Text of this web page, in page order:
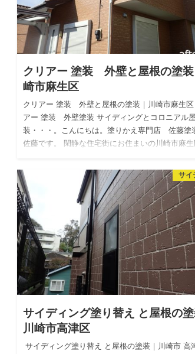
クリアー 塗装 外壁と屋根の塗装
崎市麻生区
クリアー 塗装 外壁と屋根の塗装｜川崎市麻生
アー 塗装 外壁塗装 サイディングとコロニアル
装・・・。こんにちは。塗りかえ専門店 佐藤
佐藤です。 閑静な住宅街にお住まいの川崎市麻
サイ
サイディング塗り替え と屋根の塗
川崎市高津区
サイディング塗り替え と屋根の塗装｜川崎市 高